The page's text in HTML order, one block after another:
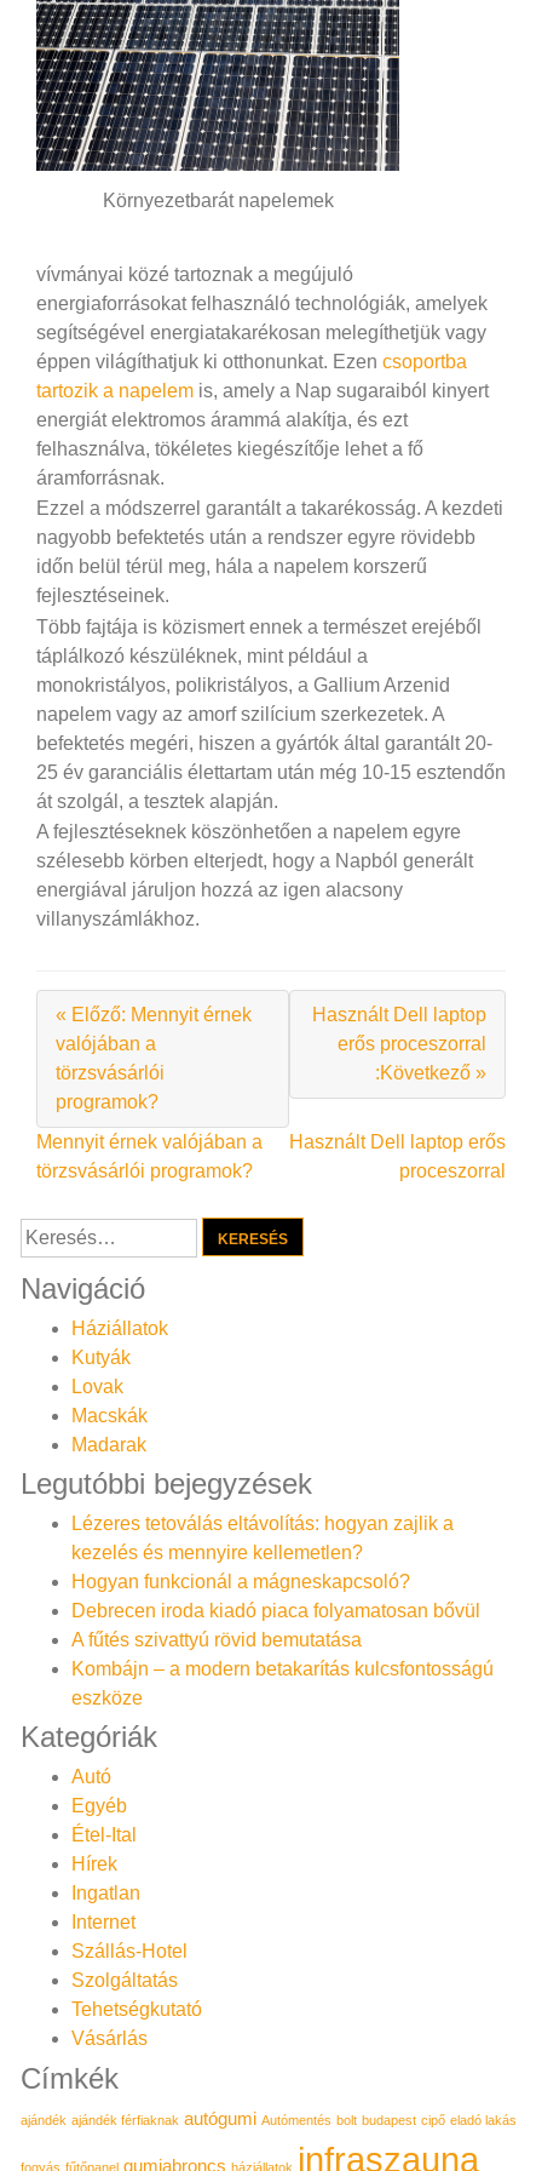
Környezetbarát napelemek
vívmányai közé tartoznak a megújuló
energiaforrásokat felhasználó technológiák, amelyek
segítségével energiatakarékosan melegíthetjük vagy
éppen világíthatjuk ki otthonunkat. Ezen csoportba
tartozik a napelem is, amely a Nap sugaraiból kinyert
energiát elektromos árammá alakítja, és ezt
felhasználva, tökéletes kiegészítője lehet a fő
áramforrásnak.
Ezzel a módszerrel garantált a takarékosság. A kezdeti
nagyobb befektetés után a rendszer egyre rövidebb
időn belül térül meg, hála a napelem korszerű
fejlesztéseinek.
Több fajtája is közismert ennek a természet erejéből
táplálkozó készüléknek, mint például a
monokristályos, polikristályos, a Gallium Arzenid
napelem vagy az amorf szilícium szerkezetek. A
befektetés megéri, hiszen a gyártók által garantált 20-
25 év garanciális élettartam után még 10-15 esztendőn
át szolgál, a tesztek alapján.
A fejlesztéseknek köszönhetően a napelem egyre
szélesebb körben elterjedt, hogy a Napból generált
energiával járuljon hozzá az igen alacsony
villanyszámlákhoz.
« Előző: Mennyit érnek
valójában a
törzsvásárlói
programok?
Használt Dell laptop
erős proceszorral
:Következő »
Bejegyzés
navigáció
Mennyit érnek valójában a
törzsvásárlói programok?
Használt Dell laptop erős
proceszorral
Keresés:
Navigáció
Háziállatok
Kutyák
Lovak
Macskák
Madarak
Legutóbbi bejegyzések
Lézeres tetoválás eltávolítás: hogyan zajlik a
kezelés és mennyire kellemetlen?
Hogyan funkcionál a mágneskapcsoló?
Debrecen iroda kiadó piaca folyamatosan bővül
A fűtés szivattyú rövid bemutatása
Kombájn – a modern betakarítás kulcsfontosságú
eszköze
Kategóriák
Autó
Egyéb
Étel-Ital
Hírek
Ingatlan
Internet
Szállás-Hotel
Szolgáltatás
Tehetségkutató
Vásárlás
Címkék
ajándék ajándék férfiaknak autógumi Autómentés bolt budapest cipő eladó lakás
fogyás fűtőpanel gumiabroncs háziállatok infraszauna